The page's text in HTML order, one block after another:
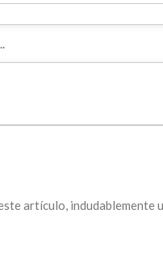
artículo, indudablemente